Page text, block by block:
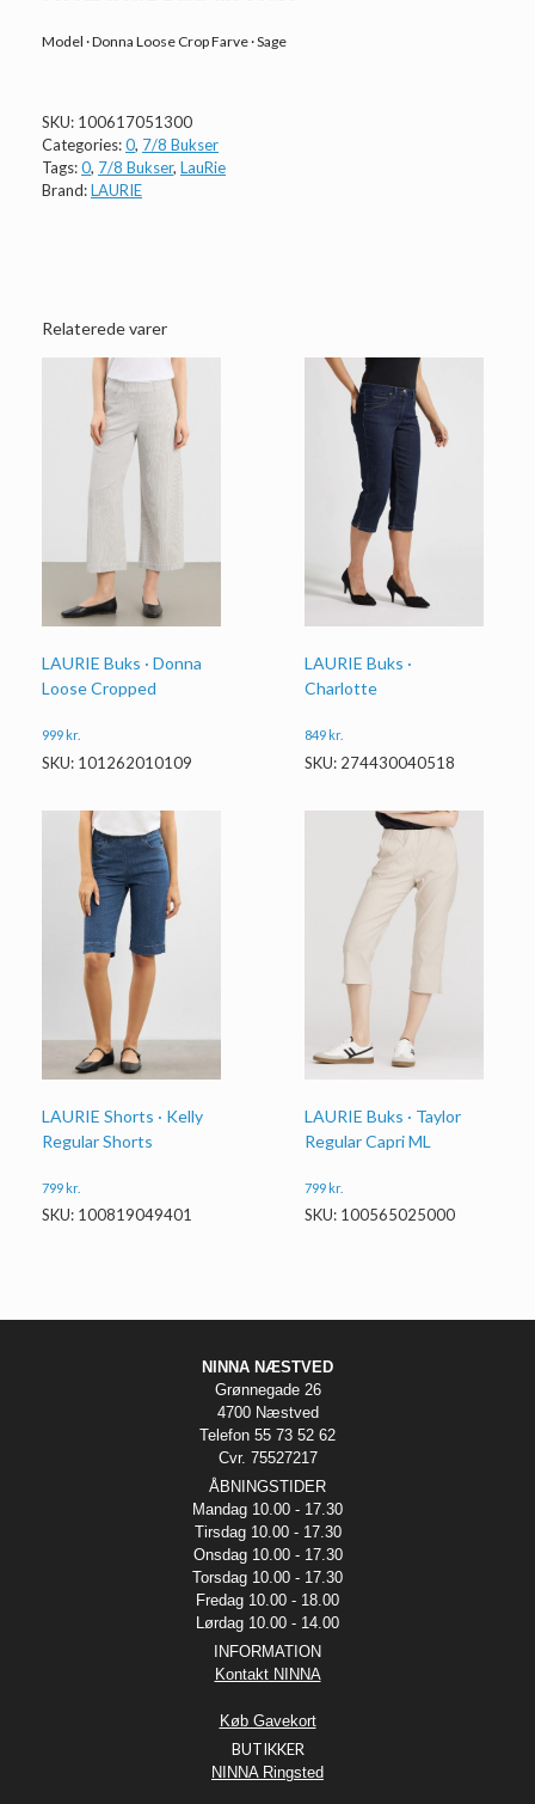
Model · Donna Loose Crop Farve · Sage
SKU: 100617051300
Categories:0, 7/8 Bukser
Tags:0, 7/8 Bukser, LauRie
Brand:LAURIE
Relaterede varer
LAURIE Buks · Donna
Loose Cropped
999 kr.
SKU: 101262010109
LAURIE Buks ·
Charlotte
849 kr.
SKU: 274430040518
LAURIE Shorts · Kelly
Regular Shorts
799kr.
SKU: 100819049401
LAURIE Buks · Taylor
Regular Capri ML
799kr.
SKU: 100565025000
NINNA NÆSTVED
Grønnegade 26
4700 Næstved
Telefon 55 73 52 62
Cvr. 75527217
ÅBNINGSTIDER
Mandag 10.00 - 17.30
Tirsdag 10.00 - 17.30
Onsdag 10.00 - 17.30
Torsdag 10.00 - 17.30
Fredag 10.00 - 18.00
Lørdag 10.00 - 14.00
INFORMATION
Kontakt NINNA
Køb Gavekort
BUTIKKER
NINNA Ringsted